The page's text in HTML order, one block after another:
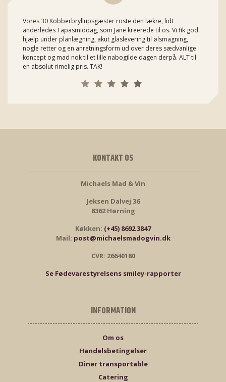
Vores 30 Kobberbryllupsgæster roste den lækre, lidt
anderledes Tapasmiddag, som Jane kreerede til os. Vi fik god
hjælp under planlægning, akut glaslevering til ølsmagning,
nogle retter og en anretningsform ud over deres sædvanlige
koncept og mad nok til et lille nabogilde dagen derpå. ALT til
en absolut rimelig pris. TAK!
KONTAKT OS
Michaels Mad & Vin
Jeksen Dalvej 36
8362 Hørning
Køkken: (+45) 8692 3847
Mail: post@michaelsmadogvin.dk
CVR: 26640180
Se Fødevarestyrelsens smiley-rapporter
INFORMATION
Om os
Handelsbetingelser
Diner transportable
Catering